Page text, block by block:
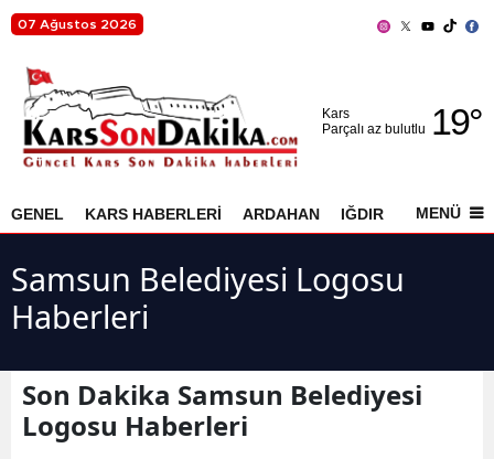
07 Ağustos 2026
Kars
Parçalı az bulutlu 19°
Adıyaman
Ağrı
Ankara
Artvin
GENEL KARS HABERLERİ ARDAHAN IĞDIR AKYAKA
MENÜ
Samsun Belediyesi Logosu
Haberleri
Son Dakika Samsun Belediyesi
Logosu Haberleri